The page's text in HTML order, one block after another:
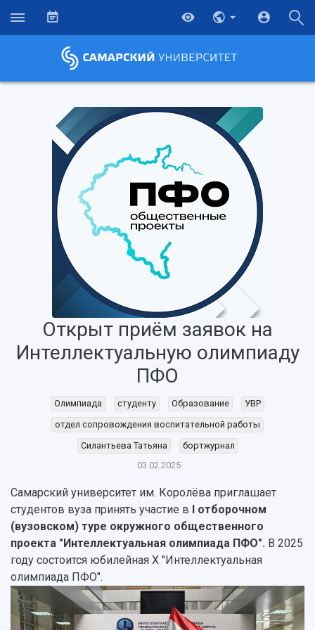
Ключевые факты
Руководство
Наблюдательный совет
Попечительский совет
Ученый совет
Ректорат
Кадровый резерв
Персоналии
Бортжурнал
События
СМИ об университете
Пресс-центр
Газета "Полет"
Газета "Самарский университет"
Мы в соцсетях
Абитуриенту
Бакалавриат и специалитет
Магистратура
Аспирантура
Формы обучения
Учебные планы
Дополнительное образование
Институты и факультеты
Образовательные программы
Научные школы и ведущие научные коллективы
Диссертационные советы
Подготовка научных кадров
Конкурс на замещение должностей научных
работников
Научно-технический совет
Научные проекты и темы
Аспирантура и докторантура
Справочные материалы
Открыт приём заявок на
Интеллектуальную олимпиаду
ПФО
Олимпиада студенту Образование
УВР
отдел сопровождения воспитательной работы
Силантьева Татьяна
бортжурнал
03.02.2025
Самарский университет им. Королёва приглашает
студентов вуза принять участие в
I отборочном
(вузовском) туре окружного общественного
проекта "Интеллектуальная олимпиада ПФО". В 2025
году состоится юбилейная X "Интеллектуальная
олимпиада ПФО".